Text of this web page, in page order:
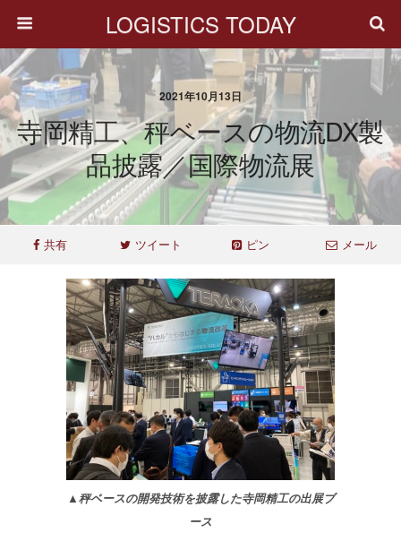
LOGISTICS TODAY
2021年10月13日
寺岡精工、秤ベースの物流DX製
品披露／国際物流展
共有 ツイート ピン メール
▲秤ベースの開発技術を披露した寺岡精工の出展ブ
ース